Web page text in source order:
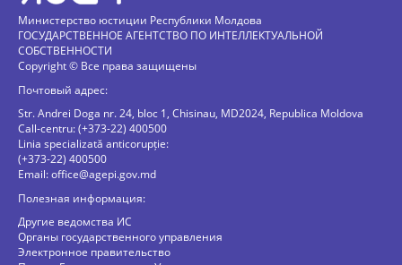
Министерство юстиции Республики Молдова
ГОСУДАРСТВЕННОЕ АГЕНТСТВО ПО ИНТЕЛЛЕКТУАЛЬНОЙ
СОБСТВЕННОСТИ
Copyright © Все права защищены
Почтовый адрес:
Str. Andrei Doga nr. 24, bloc 1, Chisinau, MD2024, Republica Moldova
Call-centru: (+373-22) 400500
Linia specializată anticorupție:
(+373-22) 400500
Email:office@agepi.gov.md
Полезная информация:
Другие ведомства ИС
Органы государственного управления
Электронное правительство